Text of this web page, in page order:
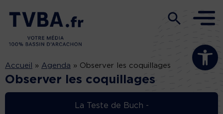
Ouvrir la
Accueil » Agenda » Observer les coquillages
Observer les coquillages
La Teste de Buch -